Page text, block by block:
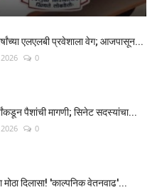
एलएलबी प्रवेशाला वेग; आजपासून...
0
पैशांची मागणी; सिनेट सदस्यांचा...
0
मोठा दिलासा! 'काल्पनिक वेतनवाढ'...